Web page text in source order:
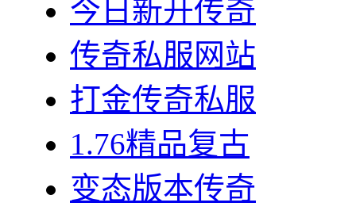
今日新开传奇
传奇私服网站
打金传奇私服
1.76精品复古
变态版本传奇